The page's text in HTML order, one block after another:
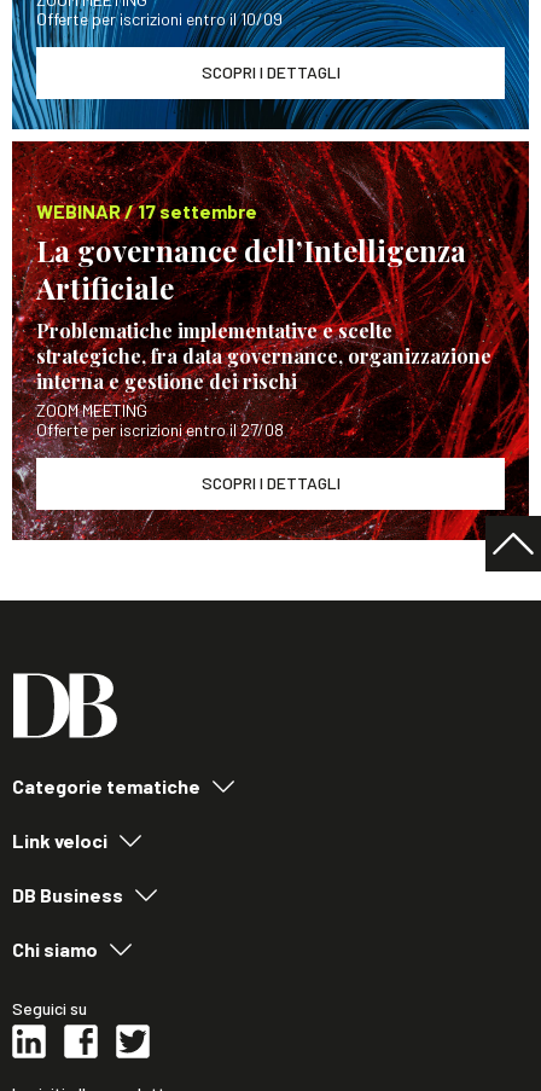
Offerte per iscrizioni entro il 10/09
SCOPRI I DETTAGLI
WEBINAR / 17 settembre
La governance dell’Intelligenza
Artificiale
Problematiche implementative e scelte
strategiche, fra data governance, organizzazione
interna e gestione dei rischi
ZOOM MEETING
Offerte per iscrizioni entro il 27/08
SCOPRI I DETTAGLI
Categorie tematiche
Link veloci
DB Business
Chi siamo
Seguici su